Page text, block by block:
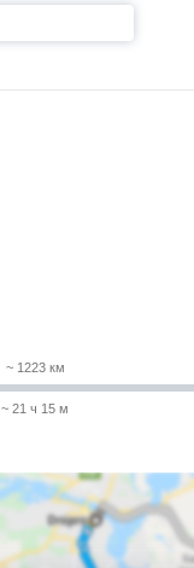
~ 1223 км
~ 21 ч 15 м